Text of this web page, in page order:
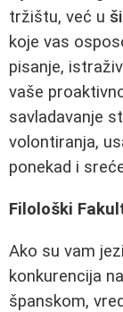
tržištu, već u
koje vas
pisanje,
vaše
savladavanje
volontiranja,
ponekad i
Filološki
Ako su vam
konkurencija
španskom,